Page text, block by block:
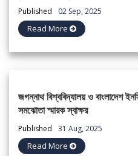
Published 02 Sep, 2025
Read More
জগন্নাথ বিশ্ববিদ্যালয় ও বাংলাদেশ
সমঝোতা স্মারক স্বাক্ষর
Published 31 Aug, 2025
Read More